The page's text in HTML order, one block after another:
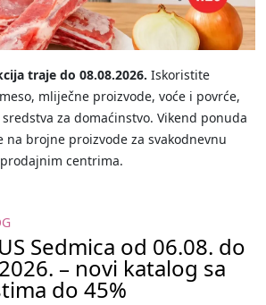
traje do 08.08.2026. Iskoristite
mliječne proizvode, voće i povrće,
za domaćinstvo. Vikend ponuda
na brojne proizvode za svakodnevnu
centrima.
Sedmica od 06.08. do
– novi katalog sa
do 45%